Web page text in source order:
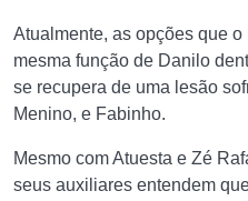
Atualmente, as opções que
mesma função de Danilo
se recupera de uma lesão
Menino, e Fabinho.
Mesmo com Atuesta e Zé
seus auxiliares entendem